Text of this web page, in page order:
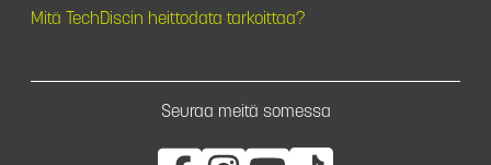
Mitä TechDiscin heittodata tarkoittaa?
Seuraa meitä somessa